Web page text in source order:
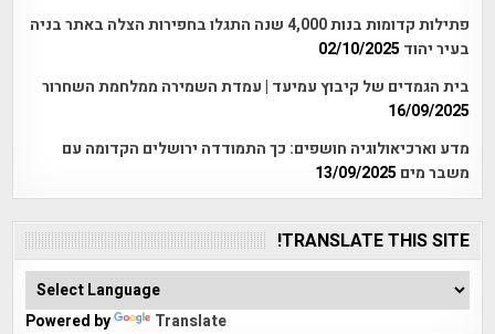
פתילות קדומות בנות 4,000 שנה התגלו בחפירות הצלה באתר בניה
בעיר יהוד 02/10/2025
בית הגמדים של קיבוץ עמיעד | עמדת השמירה ממלחמת השחרור
16/09/2025
מדע וארכיאולוגיה חושפים: כך התמודדה ירושלים הקדומה עם
משבר מים 13/09/2025
TRANSLATE THIS SITE!
Powered by Translate